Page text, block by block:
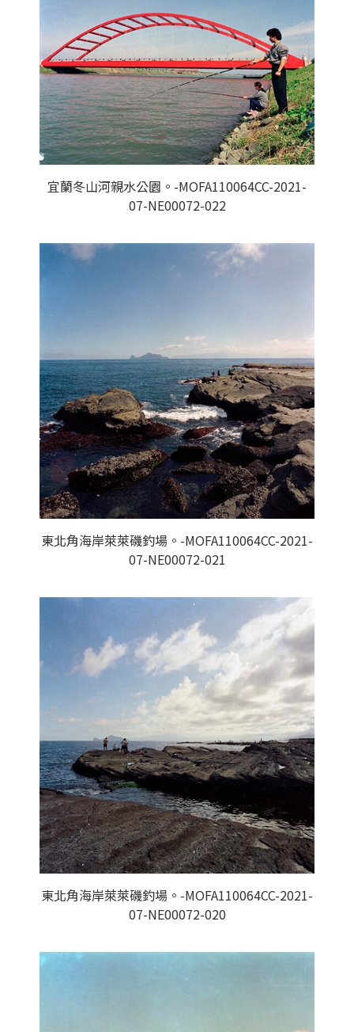
宜蘭冬山河親水公園。-MOFA110064CC-2021-
07-NE00072-022
東北角海岸萊萊磯釣場。-MOFA110064CC-2021-
07-NE00072-021
東北角海岸萊萊磯釣場。-MOFA110064CC-2021-
07-NE00072-020